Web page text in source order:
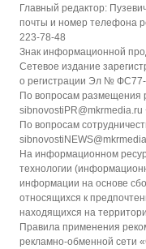
Главный редактор:
почты и номер телефона
223-78-48
Знак информационной
Сетевое издание
о регистрации Эл №
По вопросам размещения
По вопросам
На информационном
технологии
информации на основе
относящихся к
находящихся на
Правила применения
рекламно-обменной сети